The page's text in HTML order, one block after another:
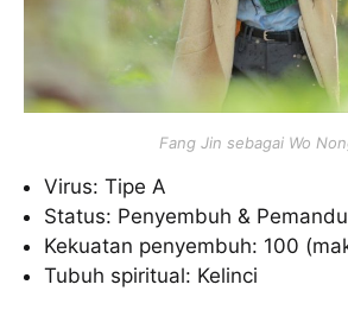
Fang Jin sebagai Wo
Virus: Tipe A
Status: Penyembuh & Pemandu
Kekuatan penyembuh: 100
Tubuh spiritual: Kelinci